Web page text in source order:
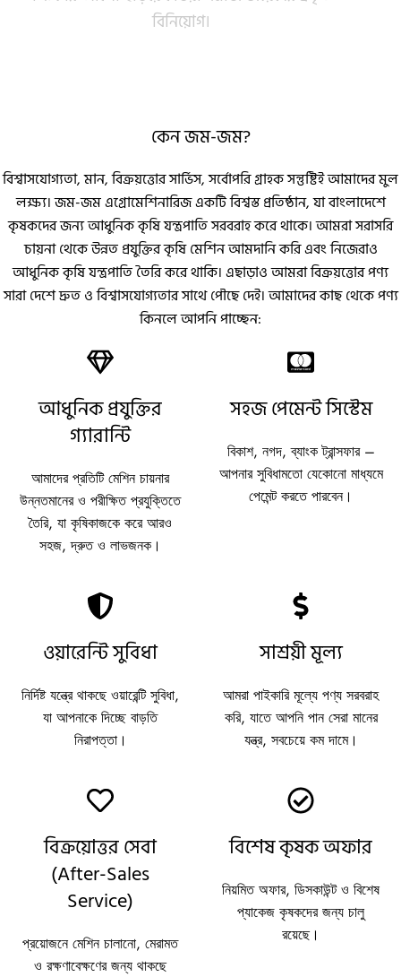
বিনিয়োগ।
কেন জম-জম?​
বিশ্বাসযোগ্যতা, মান, বিক্রয়ত্তোর সার্ভিস, সর্বোপরি গ্রাহক সন্তুষ্টিই আমাদের মুল
লক্ষ্য। জম-জম এগ্রোমেশিনারিজ একটি বিশ্বস্ত প্রতিষ্ঠান, যা বাংলাদেশে
কৃষকদের জন্য আধুনিক কৃষি যন্ত্রপাতি সরবরাহ করে থাকে। আমরা সরাসরি
চায়না থেকে উন্নত প্রযুক্তির কৃষি মেশিন আমদানি করি এবং নিজেরাও
আধুনিক কৃষি যন্ত্রপাতি তৈরি করে থাকি। এছাড়াও আমরা বিক্রয়ত্তোর পণ্য
সারা দেশে দ্রুত ও বিশ্বাসযোগ্যতার সাথে পৌছে দেই। আমাদের কাছ থেকে পণ্য
কিনলে আপনি পাচ্ছেন:
আধুনিক প্রযুক্তির
গ্যারান্টি
আমাদের প্রতিটি মেশিন চায়নার
উন্নতমানের ও পরীক্ষিত প্রযুক্তিতে
তৈরি, যা কৃষিকাজকে করে আরও
সহজ, দ্রুত ও লাভজনক।
সহজ পেমেন্ট সিস্টেম
বিকাশ, নগদ, ব্যাংক ট্রান্সফার –
আপনার সুবিধামতো যেকোনো মাধ্যমে
পেমেন্ট করতে পারবেন।
ওয়ারেন্টি সুবিধা
নির্দিষ্ট যন্ত্রে থাকছে ওয়ারেন্টি সুবিধা,
যা আপনাকে দিচ্ছে বাড়তি
নিরাপত্তা।
সাশ্রয়ী মূল্য
আমরা পাইকারি মূল্যে পণ্য সরবরাহ
করি, যাতে আপনি পান সেরা মানের
যন্ত্র, সবচেয়ে কম দামে।
বিক্রয়োত্তর সেবা
(After-Sales
Service)
প্রয়োজনে মেশিন চালানো, মেরামত
ও রক্ষণাবেক্ষণের জন্য থাকছে
বিশেষ কৃষক অফার
নিয়মিত অফার, ডিসকাউন্ট ও বিশেষ
প্যাকেজ কৃষকদের জন্য চালু
রয়েছে।